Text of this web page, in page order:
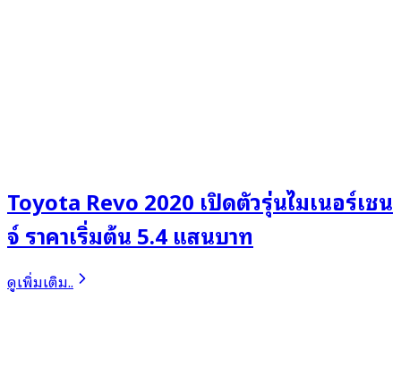
Toyota Revo 2020 เปิดตัวรุ่นไมเนอร์เชน
จ์ ราคาเริ่มต้น 5.4 แสนบาท
ดูเพิ่มเติม..